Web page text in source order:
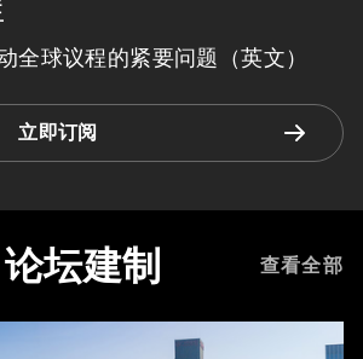
全球议程的紧要问题（英文）
立即订阅
论坛建制 查看全部